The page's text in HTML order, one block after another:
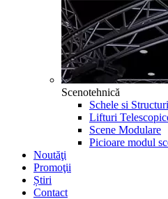
Scenotehnică
Schele si Structuri
Lifturi
Scene Modulare
Picioare modul
Noutăţi
Promoţii
Știri
Contact